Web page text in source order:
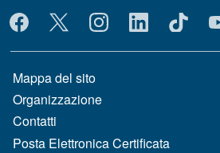
MENÙ SOCIAL
MENÙ FOOTER 1
Mappa del sito
Organizzazione
Contatti
Posta Elettronica Certificata